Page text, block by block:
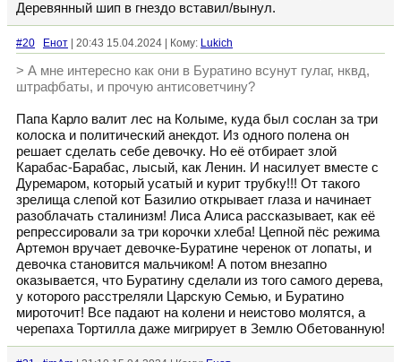
Деревянный шип в гнездо вставил/вынул.
#20 Енот | 20:43 15.04.2024 | Кому: Lukich
> А мне интересно как они в Буратино всунут гулаг, нквд,
штрафбаты, и прочую антисоветчину?
Папа Карло валит лес на Колыме, куда был сослан за три
колоска и политический анекдот. Из одного полена он
решает сделать себе девочку. Но её отбирает злой
Карабас-Барабас, лысый, как Ленин. И насилует вместе с
Дуремаром, который усатый и курит трубку!!! От такого
зрелища слепой кот Базилио открывает глаза и начинает
разоблачать сталинизм! Лиса Алиса рассказывает, как её
репрессировали за три корочки хлеба! Цепной пёс режима
Артемон вручает девочке-Буратине черенок от лопаты, и
девочка становится мальчиком! А потом внезапно
оказывается, что Буратину сделали из того самого дерева,
у которого расстреляли Царскую Семью, и Буратино
мироточит! Все падают на колени и неистово молятся, а
черепаха Тортилла даже мигрирует в Землю Обетованную!